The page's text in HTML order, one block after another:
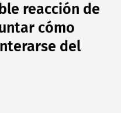
reacción de
cómo
del